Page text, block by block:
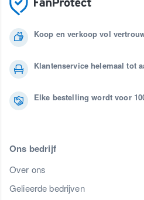
Koop en verkoop vol
Klantenservice helemaal tot
Elke bestelling wordt voor
Ons bedrijf
Over ons
Gelieerde bedrijven